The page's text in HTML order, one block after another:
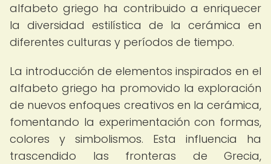
alfabeto griego ha contribuido a enriquecer
la diversidad estilística de la cerámica en
diferentes culturas y períodos de tiempo.
La introducción de elementos inspirados en el
alfabeto griego ha promovido la exploración
de nuevos enfoques creativos en la cerámica,
fomentando la experimentación con formas,
colores y simbolismos. Esta influencia ha
trascendido las fronteras de Grecia,